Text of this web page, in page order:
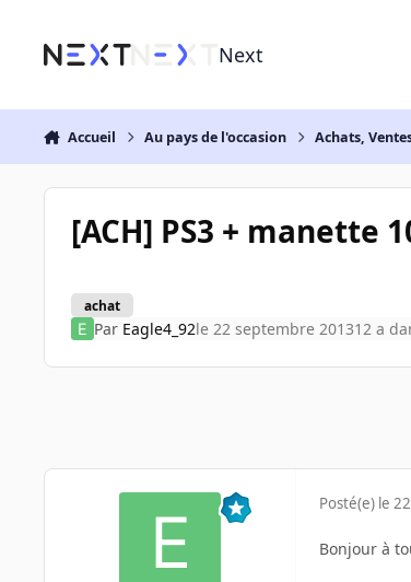
Next
Accueil Au pays de l'occasion Achats,
[ACH] PS3 + manette
achat
Par Eagle4_92le 22 septembre 201312 a
Posté(e) le
Bonjour à